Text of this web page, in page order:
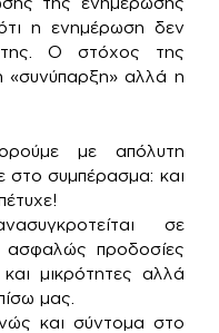
η ενημέρωση δεν
Ο στόχος της
«συνύπαρξη» αλλά η
με απόλυτη
στο συμπέρασμα: και
σε
προδοσίες
και μικρότητες αλλά
μας.
και σύντομα στο